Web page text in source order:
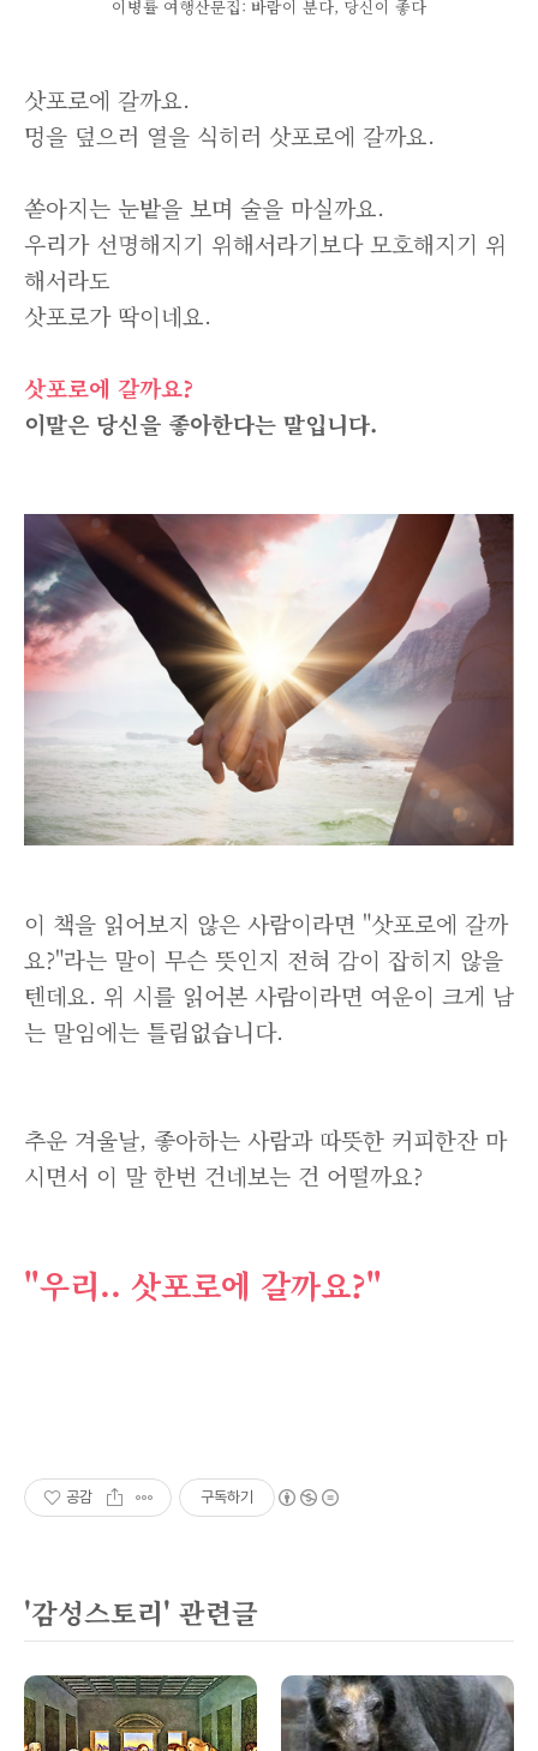
이병률 여행산문집: 바람이 분다, 당신이 좋다
삿포로에 갈까요.
멍을 덮으러 열을 식히러 삿포로에 갈까요.
쏟아지는 눈밭을 보며 술을 마실까요.
우리가 선명해지기 위해서라기보다 모호해지기 위
해서라도
삿포로가 딱이네요.
삿포로에 갈까요?
이말은 당신을 좋아한다는 말입니다.
이 책을 읽어보지 않은 사람이라면 "삿포로에 갈까
요?"라는 말이 무슨 뜻인지 전혀 감이 잡히지 않을
텐데요. 위 시를 읽어본 사람이라면 여운이 크게 남
는 말임에는 틀림없습니다.
추운 겨울날, 좋아하는 사람과 따뜻한 커피한잔 마
시면서 이 말 한번 건네보는 건 어떨까요?
"우리.. 삿포로에 갈까요?"
공감 구독하기
'감성스토리' 관련글